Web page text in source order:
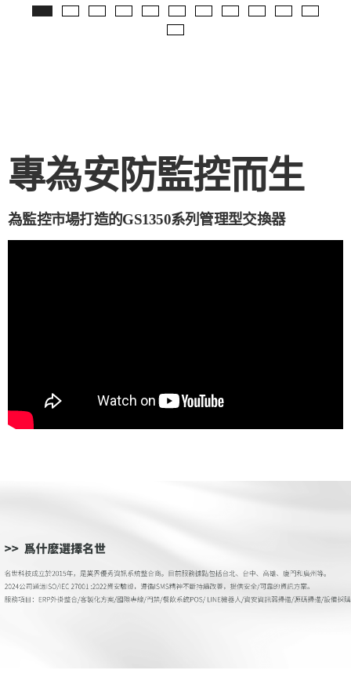
專為安防監控而生
為監控市場打造的GS1350系列管理型交換器